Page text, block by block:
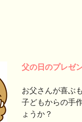
父の日のプレゼ
お父さんが喜ぶ
子どもからの手
ょうか？